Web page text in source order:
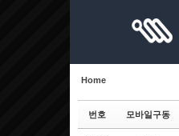
Home
번호 모바일구동
Sketchbook5,
Sketchbook5,